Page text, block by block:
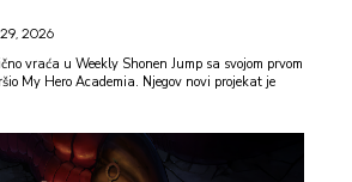
2026
vraća u Weekly Shonen Jump sa svojom prvom
My Hero Academia. Njegov novi projekat je